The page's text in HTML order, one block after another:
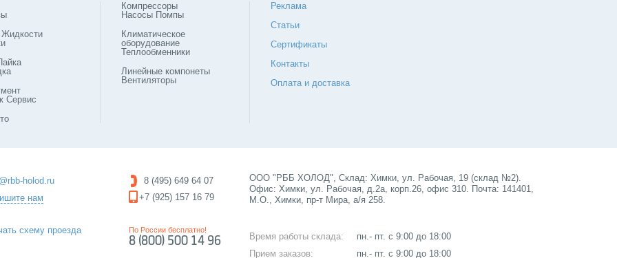
Сервис
Компрессоры
Насосы Помпы
Климатическое
оборудование
Теплообменники
Линейные компонеты
Вентиляторы
Реклама
Статьи
Сертификаты
Контакты
Оплата и доставка
holod.ru
нам
схему проезда
8 (495) 649 64 07
+7 (925) 157 16 79
8 (800) 500 14 96
По России бесплатно!
ООО "РББ ХОЛОД", Склад: Химки, ул. Рабочая, 19 (склад №2).
Офис: Химки, ул. Рабочая, д.2а, корп.26, офис 310. Почта: 141401,
М.О., Химки, пр-т Мира, а/я 258.
Время работы склада:
Прием заказов:
пн.- пт. с 9:00 до 18:00
пн.- пт. с 9:00 до 18:00